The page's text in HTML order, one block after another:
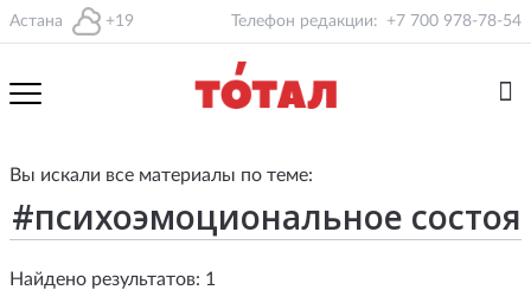
Астана +19 Телефон редакции: +7 700 978-78-54
Вы искали все материалы по теме:
Найдено результатов: 1